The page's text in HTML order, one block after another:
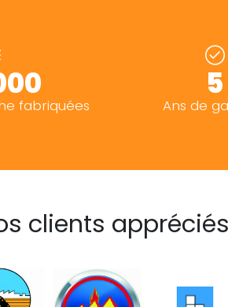
fabriquées
5
Ans de
clients appréciés